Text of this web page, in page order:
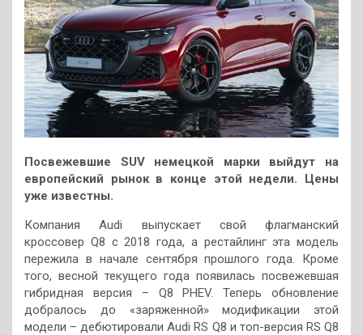
Посвежевшие SUV немецкой марки выйдут на
европейский рынок в конце этой недели. Цены
уже известны.
Компания Audi выпускает свой флагманский
кроссовер Q8 с 2018 года, а рестайлинг эта модель
пережила в начале сентября прошлого года. Кроме
того, весной текущего года появилась посвежевшая
гибридная версия – Q8 PHEV. Теперь обновление
добралось до «заряженной» модификации этой
модели – дебютировали Audi RS Q8 и топ-версия RS Q8